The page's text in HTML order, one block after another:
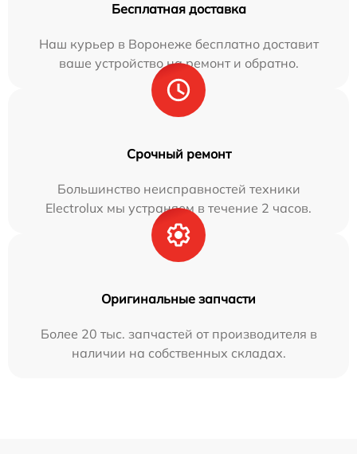
Бесплатная доставка
Наш курьер в Воронеже бесплатно доставит
ваше устройство на ремонт и обратно.
Срочный ремонт
Большинство неисправностей техники
Electrolux мы устраняем в течение 2 часов.
Оригинальные запчасти
Более 20 тыс. запчастей от производителя в
наличии на собственных складах.